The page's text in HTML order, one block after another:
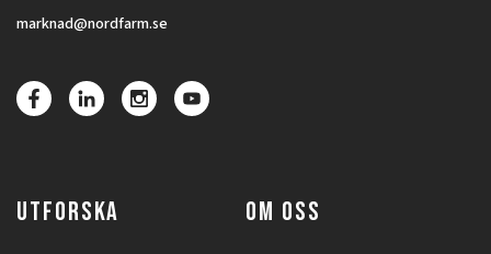
marknad@nordfarm.se
UTFORSKA OM OSS